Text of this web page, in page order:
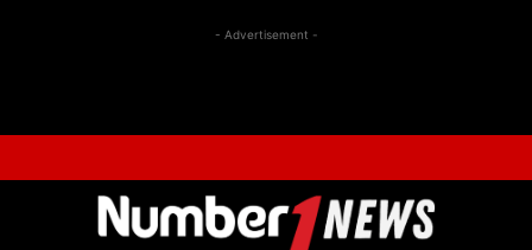
- Advertisement -